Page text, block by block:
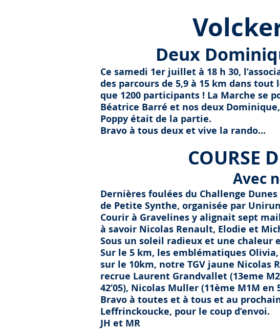
Deux
Ce samedi 1er juillet à 18 h 30,
des parcours de 5,9 à 15 km dans
que 1200 participants ! La Marche se
Béatrice Barré et nos deux
Poppy était de la partie.
Bravo à tous deux et vive la rando...
COURSE
Avec
Dernières foulées du Challenge
de Petite Synthe, organisée par
Courir à Gravelines y alignait sept
à savoir Nicolas Renault, Elodie et
Sous un soleil radieux et une chaleur
Sur le 5 km, les emblématiques Olivia,
sur le 10km, notre TGV jaune Nicolas
recrue Laurent Grandvallet (13eme
42’05), Nicolas Muller (11ème M1M en
Bravo à toutes et à tous et au
Leffrinckoucke, pour le coup d’envoi.
JH et MR